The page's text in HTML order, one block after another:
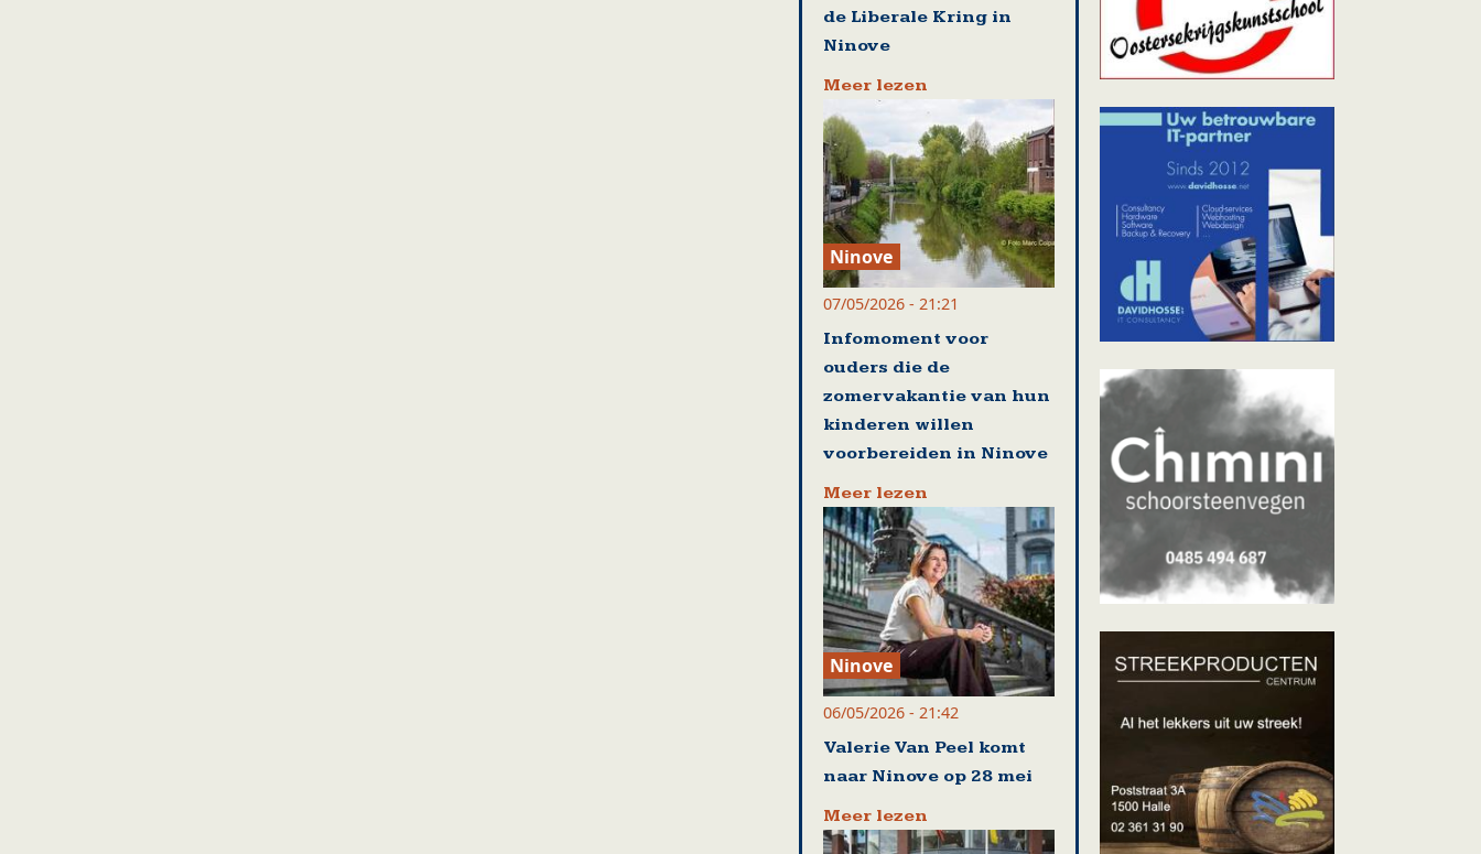
de Liberale Kring in
Ninove
Meer lezen
Ninove
07/05/2026 - 21:21
Infomoment voor
ouders die de
zomervakantie van hun
kinderen willen
voorbereiden in Ninove
Meer lezen
Ninove
06/05/2026 - 21:42
Valerie Van Peel komt
naar Ninove op 28 mei
Meer lezen